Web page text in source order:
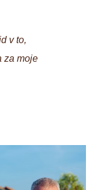
v to,
za moje